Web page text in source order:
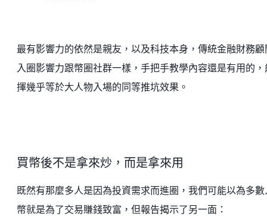
最有影響力的依然是親友，以及科技本身，傳統金融財務顧
入圈影響力跟幣圈社群一樣，手把手教學內容還是有用的，
揮幾乎等於大人物入場的同等推坑效果。
買幣後不是拿來炒，而是拿來用
既然有那麼多人是因為投資需求而進圈，我們可能以為多數
幣就是為了交易賺錢致富，但報告揭示了另一面：